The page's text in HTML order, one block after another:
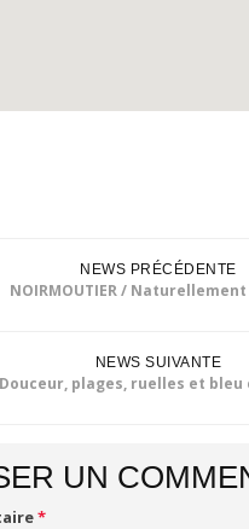
NEWS PRÉCÉDENTE
NOIRMOUTIER /
NEWS SUIVANTE
Douceur, plages, ruelles et
UN
*